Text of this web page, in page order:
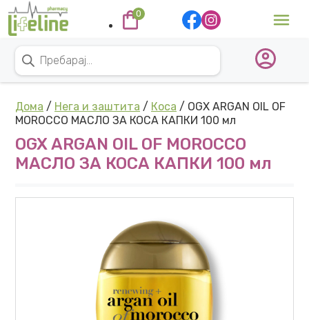
Skip to content
Main Navigation
0
Дома / Нега и заштита / Коса / OGX ARGAN OIL OF
MOROCCO МАСЛО ЗА КОСА КАПКИ 100 мл
OGX ARGAN OIL OF MOROCCO
МАСЛО ЗА КОСА КАПКИ 100 мл